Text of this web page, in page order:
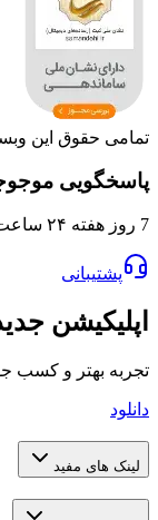
تمامی حقوق این
پاسخگویی
7 روز هفته ۲۴ ساعت
پشتیبانی
اپلیکیشن
تجربه بهتر و کسب
دانلود
لینک های مفید